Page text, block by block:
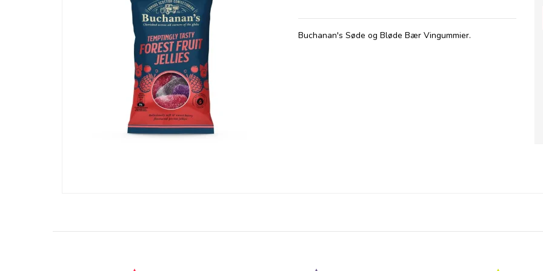
Buchanan's Søde og Bløde Bær Vingummier.